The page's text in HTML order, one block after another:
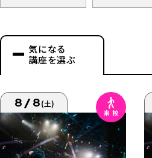
気になる
講座を選ぶ
8/8(土)